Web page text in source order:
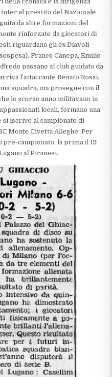
al prestito del Nazionale
da altre formazioni del
rinforzate da giocatori di
riguardano gli ex Diavoli
Franco Canepa, Emilio
passano al club guidato da
l’attaccante Renato Rossi.
squadra, ma prosegue con il
lo scorso anno militavano in
locali, formano una
si iscrive al campionato di
Monte Civetta Alleghe. Per
pre-campionato, la prima il 19
al Piranesi.